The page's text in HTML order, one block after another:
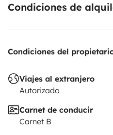
Condiciones de
Condiciones del
Viajes al extranjero
Autorizado
Carnet de conducir
Carnet B